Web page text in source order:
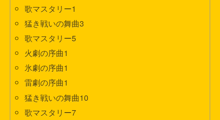
歌マスタリー1
猛き戦いの舞曲3
歌マスタリー5
火劇の序曲1
氷劇の序曲1
雷劇の序曲1
猛き戦いの舞曲10
歌マスタリー7